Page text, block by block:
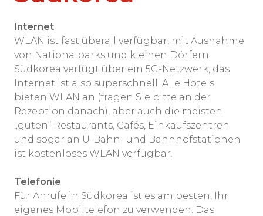
Internet
WLAN ist fast überall verfügbar, mit Ausnahme
von Nationalparks und kleinen Dörfern.
Südkorea verfügt über ein 5G-Netzwerk, das
Internet ist also superschnell. Alle Hotels
bieten WLAN an (fragen Sie bitte an der
Rezeption danach), aber auch die meisten
„guten“ Restaurants, Cafés, Einkaufszentren
und sogar an U-Bahn- und Bahnhofstationen
ist kostenloses WLAN verfügbar.
Telefonie
Für Anrufe in Südkorea ist es am besten, Ihr
eigenes Mobiltelefon zu verwenden. Das